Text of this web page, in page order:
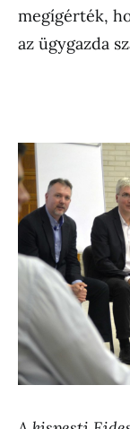
megígérték,
az ügygazda